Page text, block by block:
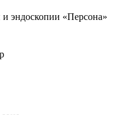
эндоскопии «Персона»